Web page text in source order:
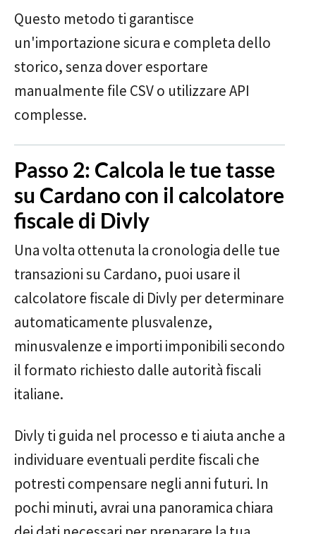
Questo metodo ti garantisce
un'importazione sicura e completa dello
storico, senza dover esportare
manualmente file CSV o utilizzare API
complesse.
Passo 2: Calcola le tue tasse
su Cardano con il calcolatore
fiscale di Divly
Una volta ottenuta la cronologia delle tue
transazioni su Cardano, puoi usare il
calcolatore fiscale di Divly per determinare
automaticamente plusvalenze,
minusvalenze e importi imponibili secondo
il formato richiesto dalle autorità fiscali
italiane.
Divly ti guida nel processo e ti aiuta anche a
individuare eventuali perdite fiscali che
potresti compensare negli anni futuri. In
pochi minuti, avrai una panoramica chiara